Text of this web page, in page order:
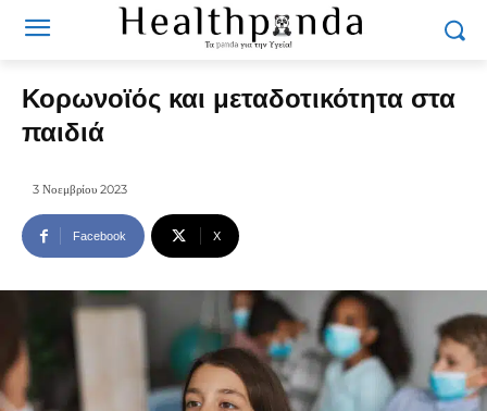
Κορωνοϊός και μεταδοτικότητα στα
παιδιά
3 Νοεμβρίου 2023
Facebook X